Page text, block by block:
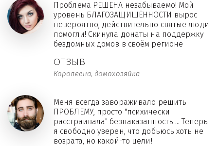
ОТЗЫВ
Королевна, домохозяйка
Проблема РЕШЕНА незабываемо! Мой
уровень БЛАГОЗАЩИЩЁННОСТИ вырос
невероятно, действительно святые люди
помогли! Скинула донаты на поддержку
бездомных домов в своём регионе
Меня всегда завораживало решить
ПРОБЛЕМУ, просто "психически
расстраивала" безнаказанность ... Теперь
я свободно уверен, что добьюсь хоть не
возрата, но какой-то цели!